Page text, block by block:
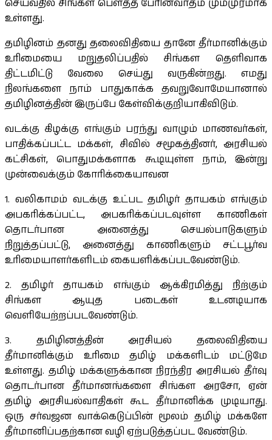
செய்வதில் சிங்கள பெளத்த பேரினவாதம் மும்முரமாக
உள்ளது.
தமிழினம் தனது தலைவிதியை தானே தீர்மானிக்கும்
உரிமையை மறுதலிப்பதில் சிங்கள தெளிவாக
திட்டமிட்டு வேலை செய்து வருகின்றது. எமது
நிலங்களை நாம் பாதுகாக்க தவறுவோமேயானால்
தமிழினத்தின் இருப்பே கேள்விக்குறியாகிவிடும்.
வடக்கு கிழக்கு எங்கும் பரந்து வாழும் மாணவர்கள்,
பாதிக்கப்பட்ட மக்கள், சிவில் சமூகத்தினர், அரசியல்
கட்சிகள், பொதுமக்களாக கூடியுள்ள நாம், இன்று
முன்வைக்கும் கோரிக்கையாவன
1. வலிகாமம் வடக்கு உட்பட தமிழர் தாயகம் எங்கும்
அபகரிக்கப்பட்ட, அபகரிக்கப்படவுள்ள காணிகள்
தொடர்பான அனைத்து செயல்பாடுகளும்
நிறுத்தப்பட்டு, அனைத்து காணிகளும் சட்டபூர்வ
உரிமையாளர்களிடம் கையளிக்கப்படவேண்டும்.
2. தமிழர் தாயகம் எங்கும் ஆக்கிரமித்து நிற்கும்
சிங்கள ஆயுத படைகள் உடனடியாக
வெளியேற்றப்படவேண்டும்.
3. தமிழினத்தின் அரசியல் தலைவிதியை
தீர்மானிக்கும் உரிமை தமிழ் மக்களிடம் மட்டுமே
உள்ளது. தமிழ் மக்களுக்கான நிரந்திர அரசியல் தீர்வு
தொடர்பான தீர்மானங்களை சிங்கள அரசோ, ஏன்
தமிழ் அரசியல்வாதிகள் கூட தீர்மானிக்க முடியாது.
ஒரு சர்வஜன வாக்கெடுப்பின் மூலம் தமிழ் மக்களே
தீர்மானிப்பதற்கான வழி ஏற்படுத்தப்பட வேண்டும்.